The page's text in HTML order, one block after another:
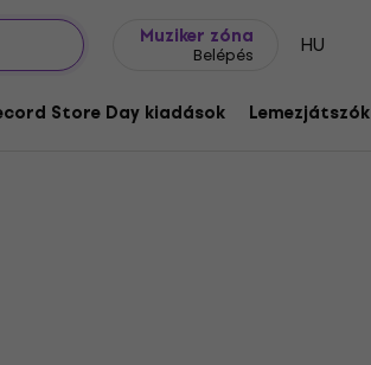
Muziker zóna
Belépés HU
Store Day kiadások Lemezjátszók